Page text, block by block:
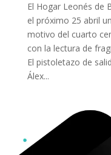
El Hogar Leonés de
el próximo 25 abril
motivo del cuarto
con la lectura de
El pistoletazo de
Álex...